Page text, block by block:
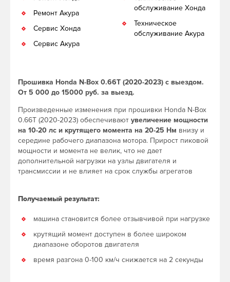
Ремонт Акура
Сервис Хонда
Сервис Акура
обслуживание Хонда
Техническое
обслуживание Акура
Прошивка Honda N-Box 0.66T (2020-2023) с выездом.
От 5 000 до 15000 руб. за выезд.
Произведенные изменения при прошивки Honda N-Box
0.66T (2020-2023) обеспечивают увеличение мощности
на 10-20 лс и крутящего момента на 20-25 Нм внизу и
середине рабочего диапазона мотора. Прирост пиковой
мощности и момента не велик, что не дает
дополнительной нагрузки на узлы двигателя и
трансмиссии и не влияет на срок службы агрегатов
Получаемый результат:
машина становится более отзывчивой при нагрузке
крутящий момент доступен в более широком
диапазоне оборотов двигателя
время разгона 0-100 км/ч снижается на 2 секунды